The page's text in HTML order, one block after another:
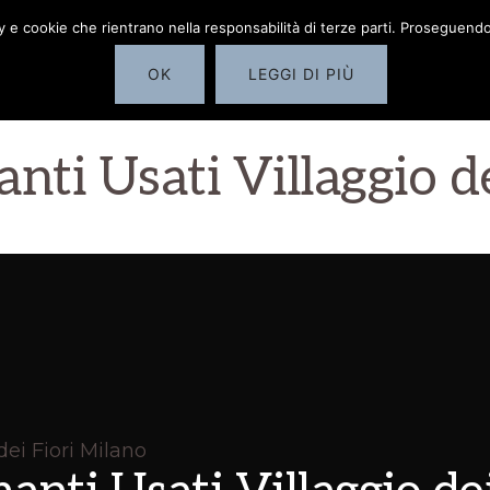
Home COMPRO
Usati Villaggio
cookie che rientrano nella responsabilità di terze parti.
OK LEGGI DI PIÙ